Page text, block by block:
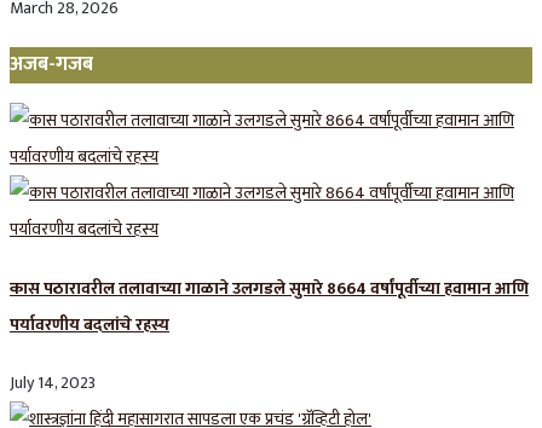
March 28, 2026
अजब-गजब
कास पठारावरील तलावाच्या गाळाने उलगडले सुमारे 8664 वर्षांपूर्वीच्या हवामान आणि
पर्यावरणीय बदलांचे रहस्य
July 14, 2023